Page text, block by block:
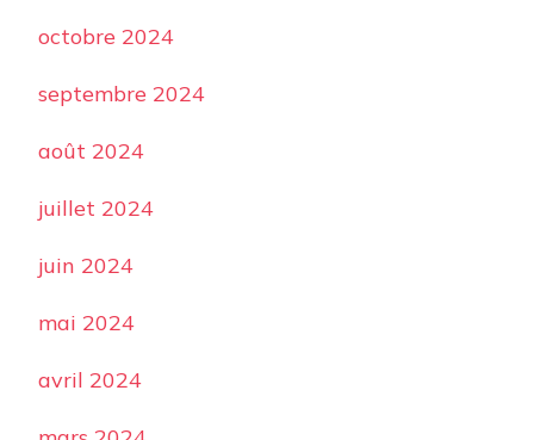
octobre 2024
septembre 2024
août 2024
juillet 2024
juin 2024
mai 2024
avril 2024